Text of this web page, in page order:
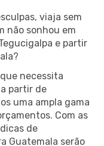
viaja sem
não sonhou em
e partir
necessita
partir de
uma ampla gama
Com as
de
Guatemala serão